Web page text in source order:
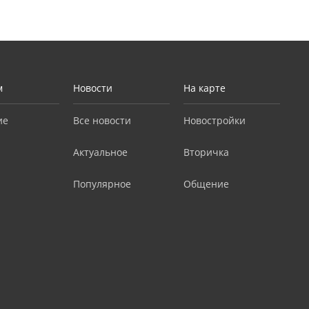
Новости
Все новости
Актуальное
Популярное
На карте
Новостройки
Вторичка
Общение